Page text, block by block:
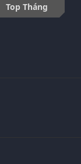
Top Tháng